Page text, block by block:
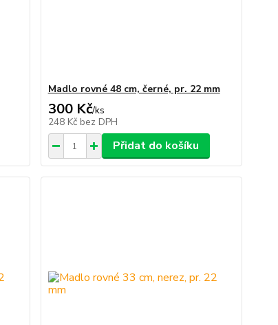
Madlo rovné 48 cm, černé, pr. 22 mm
300 Kč/ks
248 Kč bez DPH
Přidat do košíku